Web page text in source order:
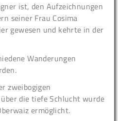
ist, den Aufzeichnungen
seiner Frau Cosima
gewesen und kehrte in der
Wanderungen
zweibogigen
die tiefe Schlucht wurde
ermöglicht.